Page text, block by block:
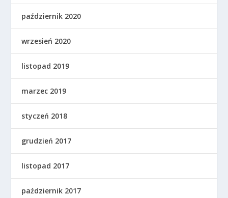
październik 2020
wrzesień 2020
listopad 2019
marzec 2019
styczeń 2018
grudzień 2017
listopad 2017
październik 2017